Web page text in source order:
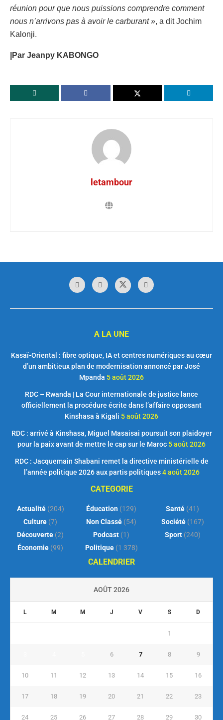
réunion pour que nous puissions comprendre comment
nous n’arrivons pas à avoir le carburant », a dit Jochim
Kalonji.
|Par Jeanpy KABONGO
letambour
A LA UNE
Kasaï-Oriental : fibre optique, IA et centres numériques au cœur
d’un ambitieux plan de modernisation annoncé par José
Mpanda 5 août 2026
RDC – Rwanda | La Cour internationale de justice lance
officiellement la procédure écrite dans l’affaire opposant
Kinshasa à Kigali 5 août 2026
RDC : arrivé à Kinshasa, Miguel Masaisai poursuit son plaidoyer
pour la paix avant de mettre le cap sur le Maroc 5 août 2026
RDC : Jacquemain Shabani remet la directive ministérielle de
l’année politique 2026 aux partis politiques 4 août 2026
CATEGORIE
Actualité(204)
Culture (7)
Découverte (2)
Économie (99)
Éducation (129)
Non Classé (54)
Podcast (1)
Politique(1 378)
Santé (41)
Société(167)
Sport(240)
CALENDRIER
AOÛT 2026
L M M J V S D
1
6 7 8 9
10 11 12 13 14 15 16
17 18 19 20 21 22 23
24 25 26 27 28 29 30